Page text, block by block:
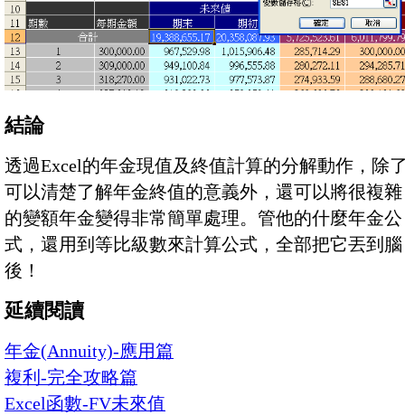
結論
透過Excel的年金現值及終值計算的分解動作，除
可以清楚了解年金終值的意義外，還可以將很複雜
的變額年金變得非常簡單處理。管他的什麼年金公
式，還用到等比級數來計算公式，全部把它丟到腦
後！
延續閱讀
年金(Annuity)-應用篇
複利-完全攻略篇
Excel函數-FV未來值